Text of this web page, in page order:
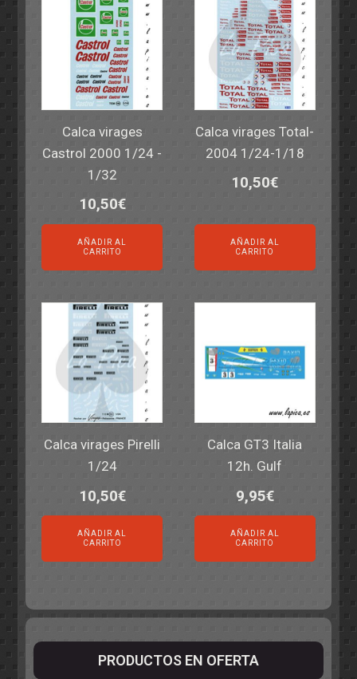
Calca virages
Castrol 2000 1/24 -
1/32
10,50€
AÑADIR AL
CARRITO
Calca virages Total-
2004 1/24-1/18
10,50€
AÑADIR AL
CARRITO
Calca virages Pirelli
1/24
10,50€
AÑADIR AL
CARRITO
Calca GT3 Italia
12h. Gulf
9,95€
AÑADIR AL
CARRITO
PRODUCTOS EN OFERTA